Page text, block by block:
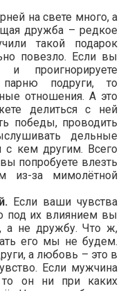
на свете много, а
дружба – редкое
такой подарок
повезло. Если вы
проигнорируете
подруги, то
отношения. А это
делиться с ней
победы, проводить
дельные
с кем другим. Всего
попробуете влезть
из-за мимолётной
Если ваши чувства
под их влиянием вы
а не дружбу. Что ж,
его мы не будем.
а любовь – это в
Если мужчина
он ни при каких